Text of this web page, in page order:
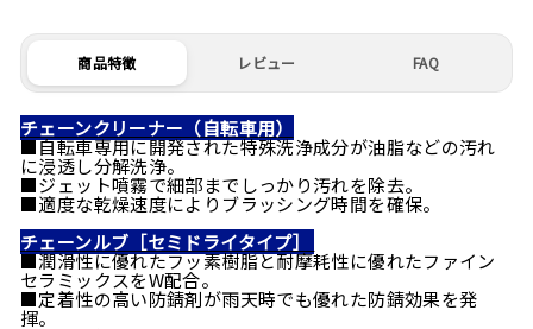
商品特徴 レビュー FAQ
チェーンクリーナー（自転車用）
■自転車専用に開発された特殊洗浄成分が油脂などの汚れ
に浸透し分解洗浄。
■ジェット噴霧で細部までしっかり汚れを除去。
■適度な乾燥速度によりブラッシング時間を確保。
チェーンルブ［セミドライタイプ］
■潤滑性に優れたフッ素樹脂と耐摩耗性に優れたファイン
セラミックスをW配合。
■定着性の高い防錆剤が雨天時でも優れた防錆効果を発
揮。